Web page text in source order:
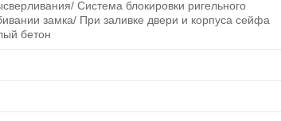
Система блокировки ригельного
замка/ При заливке двери и корпуса сейфа
бетон